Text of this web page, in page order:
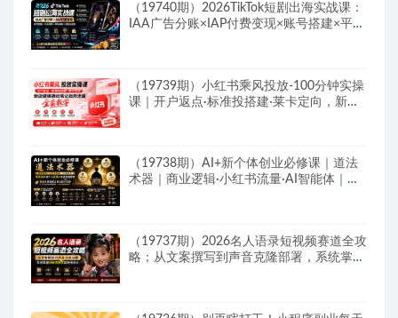
（19740期）2026TikTok短剧出海实战课：
IAA广告分账×IAP付费变现×账号搭建×平台
（19739期）小红书乘风投放-100分钟实操
课｜开户返点·标准投搭建·莱卡定向，新店
（19738期）AI+新个体创业必修课｜道法
术器｜商业逻辑·小红书流量·AI智能体｜低
（19737期）2026名人语录短视频赛道全攻
略；从文案撰写到声音克隆部署，系统掌握